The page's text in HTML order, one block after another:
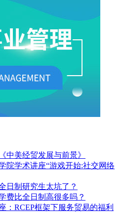
中美经贸发展与前景》
院学术讲座“游戏开始:社交网络
日制研究生太坑了？
费比全日制高很多吗？
：RCEP框架下服务贸易的福利